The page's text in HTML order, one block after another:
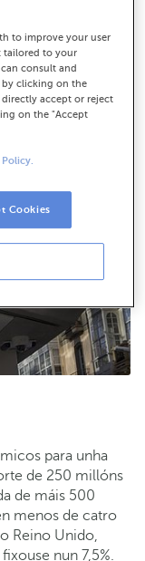
e diversifica o
do regulador
para unha
de 250 millóns
de máis 500
menos de catro
Reino Unido,
nun 7,5%.
to improve your user
tailored to your
consult and
by clicking on the
accept or reject
on the "Accept
Cookies